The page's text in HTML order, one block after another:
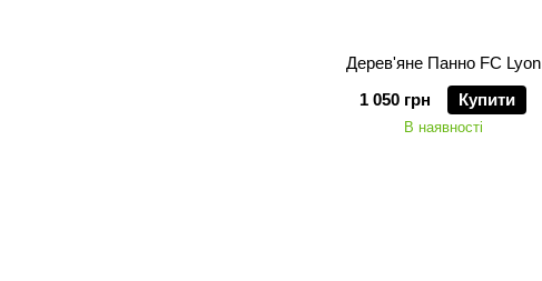
Дерев'яне Панно FC Lyon
1 050 грн
Купити
В наявності